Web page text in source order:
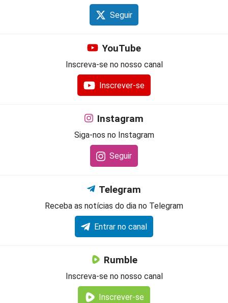
Seguir
YouTube
Inscreva-se no nosso canal
Inscrever-se
Instagram
Siga-nos no Instagram
Seguir
Telegram
Receba as notícias do dia no Telegram
Entrar no canal
Rumble
Inscreva-se no nosso canal
Inscrever-se